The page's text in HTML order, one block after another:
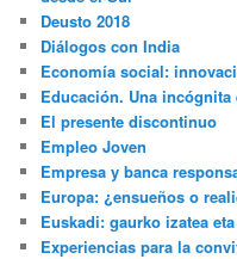
Deusto 2018
Diálogos con India
Economía social:
Educación. Una
El presente discontinuo
Empleo Joven
Empresa y banca
Europa: ¿ensueños o
Euskadi: gaurko izatea
Experiencias para la